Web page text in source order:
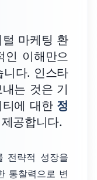
마케팅 환
인 이해만으
니다. 인스타
는 것은 기
에 대한 정
공합니다.
전략적 성장을
통찰력으로 변